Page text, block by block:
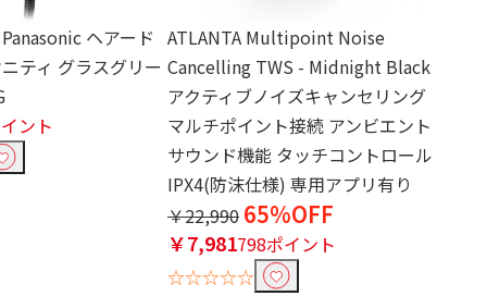
ヘアード
ティ グラスグリー
ント
ATLANTA Multipoint Noise
Cancelling TWS - Midnight Black
アクティブノイズキャンセリング
マルチポイント接続 アンビエント
サウンド機能 タッチコントロール
IPX4(防沫仕様) 専用アプリ有り
￥22,990 65%OFF
￥7,981798ポイント
☆☆☆☆☆